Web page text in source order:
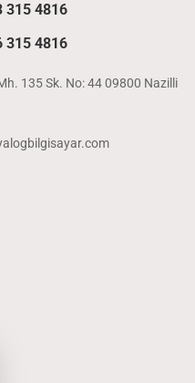
315 4816
315 4816
135 Sk. No: 44 09800 Nazilli